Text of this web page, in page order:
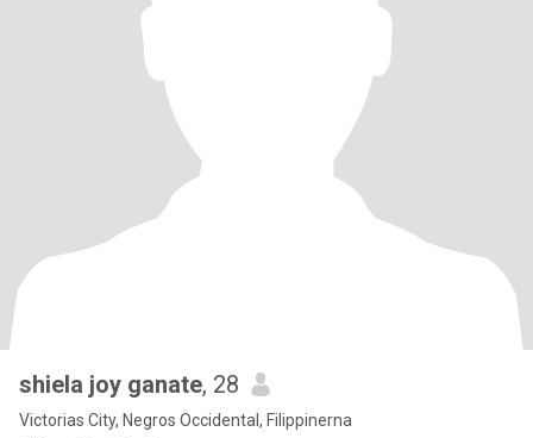
shiela joy ganate, 28
Victorias City, Negros Occidental, Filippinerna